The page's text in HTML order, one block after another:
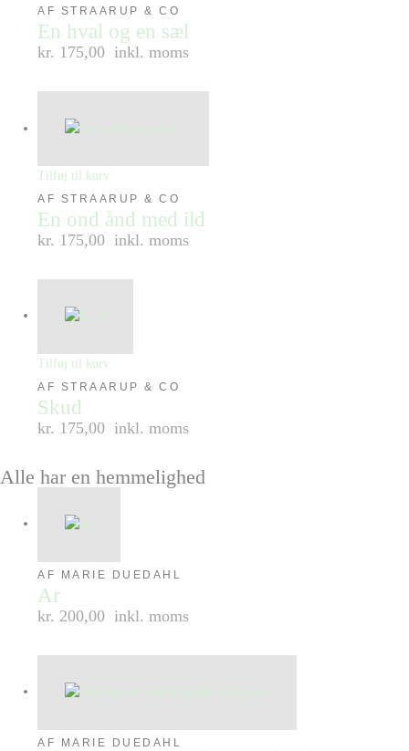
AF STRAARUP & CO
En hval og en sæl
kr. 175,00 inkl. moms
Tilføj til kurv
AF STRAARUP & CO
En ond ånd med ild
kr. 175,00 inkl. moms
Tilføj til kurv
AF STRAARUP & CO
Skud
kr. 175,00 inkl. moms
Alle har en hemmelighed
AF MARIE DUEDAHL
Ar
kr. 200,00 inkl. moms
AF MARIE DUEDAHL